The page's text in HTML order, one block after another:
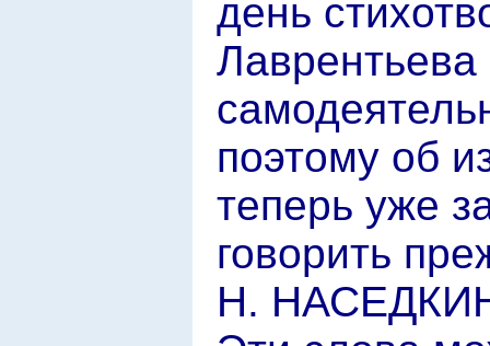
день
поэтому об
теперь уже
говорить
Н.